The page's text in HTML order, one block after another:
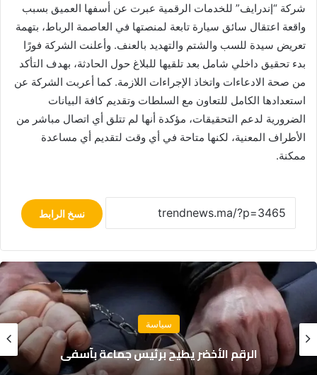
شركة “إندرايف” للخدمات الرقمية عبرت عن أسفها العميق بسبب
واقعة اعتقال سائق سيارة تابعة لمنصتها في العاصمة الرباط، بتهمة
تعريض سيدة للسب والشتم والتهديد بالعنف. وأعلنت الشركة فورًا
بدء تحقيق داخلي شامل بعد تلقيها للبلاغ حول الحادثة، بهدف التأكد
من صحة الادعاءات واتخاذ الإجراءات اللازمة. كما أعربت الشركة عن
استعدادها الكامل للتعاون مع السلطات وتقديم كافة البيانات
الضرورية لدعم التحقيقات، مؤكدة أنها لم تتلق أي اتصال مباشر من
الأطراف المعنية، لكنها متاحة في أي وقت لتقديم أي مساعدة
ممكنة.
نسخ الرابط
مجتمع
نجاة 18 بحارًا بعد غرق مركب صيد للسردين
سواحل الداخلة